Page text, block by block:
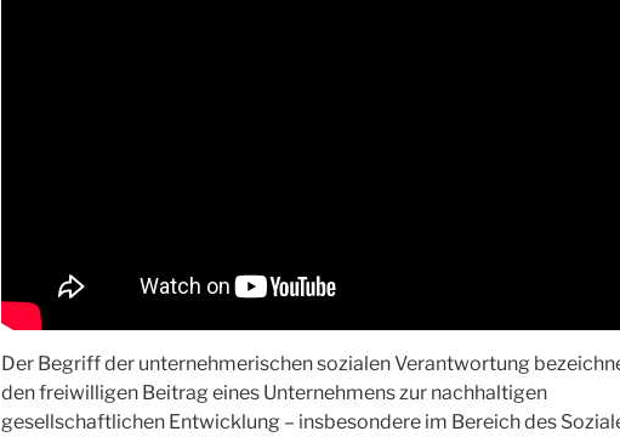
Der Begriff der unternehmerischen sozialen Verantwortung
den freiwilligen Beitrag eines Unternehmens zur nachhaltigen
gesellschaftlichen Entwicklung – insbesondere im Bereich des